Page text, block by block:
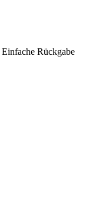
Einfache Rückgabe